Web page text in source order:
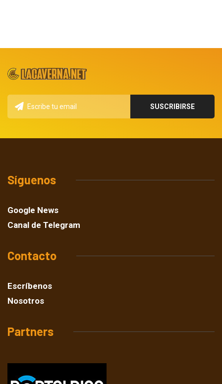
Síguenos
Google News
Canal de Telegram
Contacto
Escríbenos
Nosotros
Partners